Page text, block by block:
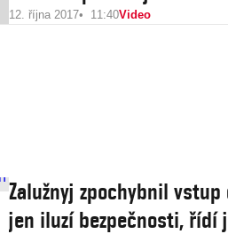
12. října 2017 11:40Video
Zalužnyj zpochybnil vstup
jen iluzí bezpečnosti,